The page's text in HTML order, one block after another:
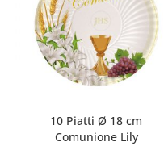
10 Piatti Ø 18 cm
Comunione Lily